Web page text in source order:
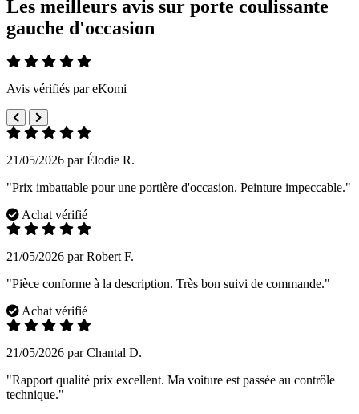
Les meilleurs avis sur porte coulissante
gauche d'occasion
Avis vérifiés par eKomi
21/05/2026 par Élodie R.
"Prix imbattable pour une portière d'occasion. Peinture impeccable."
Achat vérifié
21/05/2026 par Robert F.
"Pièce conforme à la description. Très bon suivi de commande."
Achat vérifié
21/05/2026 par Chantal D.
"Rapport qualité prix excellent. Ma voiture est passée au contrôle
technique."